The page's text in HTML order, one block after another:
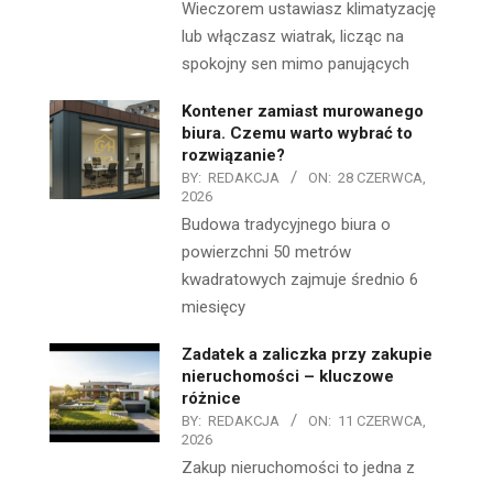
Wieczorem ustawiasz klimatyzację
lub włączasz wiatrak, licząc na
spokojny sen mimo panujących
Kontener zamiast murowanego
biura. Czemu warto wybrać to
rozwiązanie?
BY: REDAKCJA ON: 28 CZERWCA,
2026
Budowa tradycyjnego biura o
powierzchni 50 metrów
kwadratowych zajmuje średnio 6
miesięcy
Zadatek a zaliczka przy zakupie
nieruchomości – kluczowe
różnice
BY: REDAKCJA ON: 11 CZERWCA,
2026
Zakup nieruchomości to jedna z